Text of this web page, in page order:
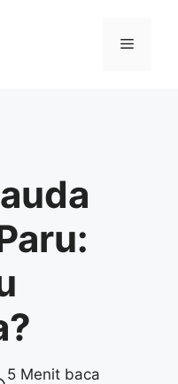
Menu
5 Menit baca